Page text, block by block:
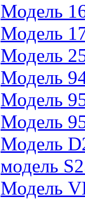
Модель
Модель
Модель
Модель
Модель
Модель
Модель
модель
Модель